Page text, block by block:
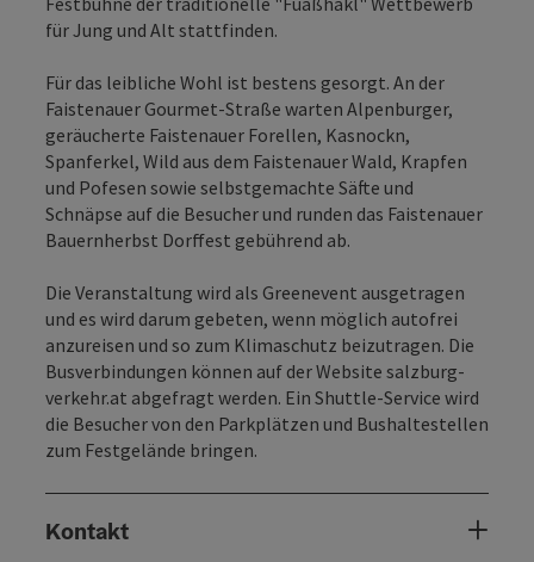
für Jung und Alt stattfinden.
Für das leibliche Wohl ist bestens gesorgt. An der
Faistenauer Gourmet-Straße warten Alpenburger,
geräucherte Faistenauer Forellen, Kasnockn,
Spanferkel, Wild aus dem Faistenauer Wald, Krapfen
und Pofesen sowie selbstgemachte Säfte und
Schnäpse auf die Besucher und runden das Faistenauer
Bauernherbst Dorffest gebührend ab.
Die Veranstaltung wird als Greenevent ausgetragen
und es wird darum gebeten, wenn möglich autofrei
anzureisen und so zum Klimaschutz beizutragen. Die
Busverbindungen können auf der Website salzburg-
verkehr.at abgefragt werden. Ein Shuttle-Service wird
die Besucher von den Parkplätzen und Bushaltestellen
zum Festgelände bringen.
Kontakt